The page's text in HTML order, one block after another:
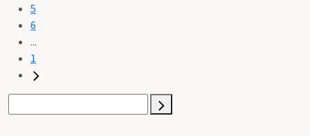
5
6
...
1